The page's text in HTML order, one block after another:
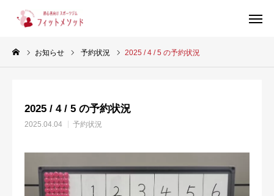
お知らせ 予約状況 2025 / 4 / 5 の予約状況
2025 / 4 / 5 の予約状況
2025.04.04 予約状況
当ジムについて
スタッフ紹介